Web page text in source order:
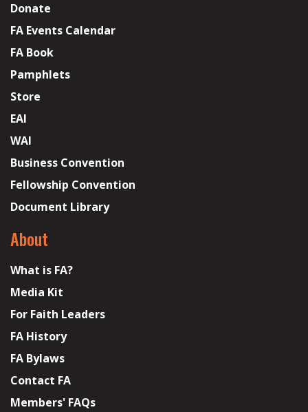
Donate
FA Events Calendar
FA Book
Pamphlets
Store
EAI
WAI
Business Convention
Fellowship Convention
Document Library
About
What is FA?
Media Kit
For Faith Leaders
FA History
FA Bylaws
Contact FA
Members' FAQs